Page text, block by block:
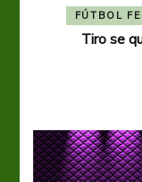
FÚTBOL
Tiro se